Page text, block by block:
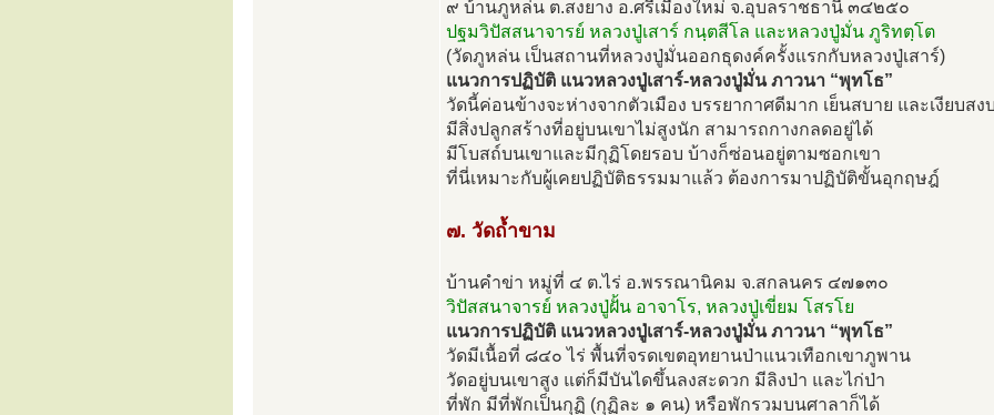
๙ บ้านภูหล่น ต.สงยาง อ.ศรีเมืองใหม่ จ.อุบลราชธานี ๓๔๒๕๐
ปฐมวิปัสสนาจารย์ หลวงปู่เสาร์ กนฺตสีโล และหลวงปู่มั่น ภูริทตฺโต
(วัดภูหล่น เป็นสถานที่หลวงปู่มั่นออกธุดงค์ครั้งแรกกับหลวงปู่เสาร์)
แนวการปฏิบัติ แนวหลวงปู่เสาร์-หลวงปู่มั่น ภาวนา “พุทโธ”
วัดนี้ค่อนข้างจะห่างจากตัวเมือง บรรยากาศดีมาก เย็นสบาย และเงียบสง
มีสิ่งปลูกสร้างที่อยู่บนเขาไม่สูงนัก สามารถกางกลดอยู่ได้
มีโบสถ์บนเขาและมีกุฏิโดยรอบ บ้างก็ซ่อนอยู่ตามซอกเขา
ที่นี่เหมาะกับผู้เคยปฏิบัติธรรมมาแล้ว ต้องการมาปฏิบัติขั้นอุกฤษฎ์
๗. วัดถ้ำขาม
บ้านคำข่า หมู่ที่ ๔ ต.ไร่ อ.พรรณานิคม จ.สกลนคร ๔๗๑๓๐
วิปัสสนาจารย์ หลวงปู่ฝั้น อาจาโร, หลวงปู่เขี่ยม โสรโย
แนวการปฏิบัติ แนวหลวงปู่เสาร์-หลวงปู่มั่น ภาวนา “พุทโธ”
วัดมีเนื้อที่ ๘๔๐ ไร่ พื้นที่จรดเขตอุทยานป่าแนวเทือกเขาภูพาน
วัดอยู่บนเขาสูง แต่ก็มีบันไดขึ้นลงสะดวก มีลิงป่า และไก่ป่า
ที่พัก มีที่พักเป็นกุฏิ (กุฏิละ ๑ คน) หรือพักรวมบนศาลาก็ได้